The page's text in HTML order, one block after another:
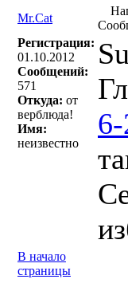
Mr.Cat
Регистрация:
01.10.2012
Сообщений:
571
Откуда: от
верблюда!
Имя:
неизвестно
В начало
страницы